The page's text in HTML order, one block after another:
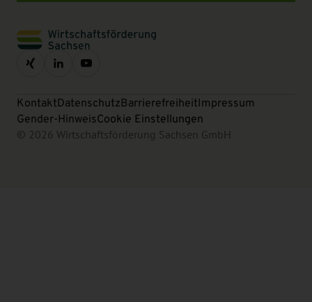
KontaktDatenschutzBarrierefreiheitImpressum
Gender-HinweisCookie Einstellungen
© 2026 Wirtschaftsförderung Sachsen GmbH